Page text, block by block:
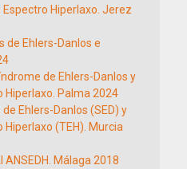
Espectro Hiperlaxo. Jerez
de Ehlers-Danlos e
de Ehlers-Danlos y
Hiperlaxo. Palma 2024
de Ehlers-Danlos (SED) y
(TEH). Murcia
ANSEDH. Málaga 2018